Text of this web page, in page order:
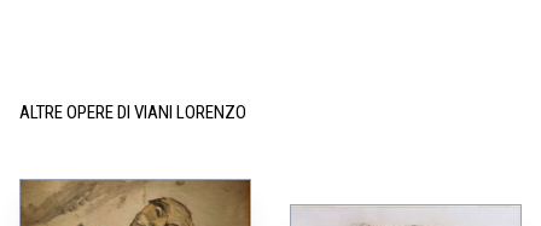
ALTRE OPERE DI VIANI LORENZO